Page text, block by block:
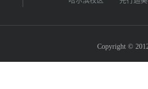
Copyright ©